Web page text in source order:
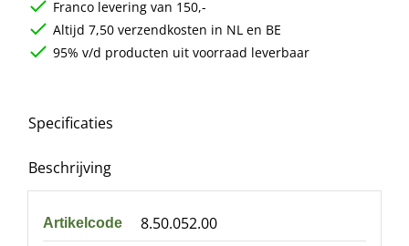
cartridge
2L
aantal
Franco levering van 150,-
Altijd 7,50 verzendkosten in NL en BE
95% v/d producten uit voorraad leverbaar
Specificaties
Beschrijving
Artikelcode 8.50.052.00